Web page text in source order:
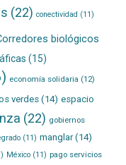
(22) conectividad (11)
biológicos
(15)
economía solidaria (12)
verdes(14) espacio
(22) gobiernos
(11) manglar(14)
México(11) pago servicios